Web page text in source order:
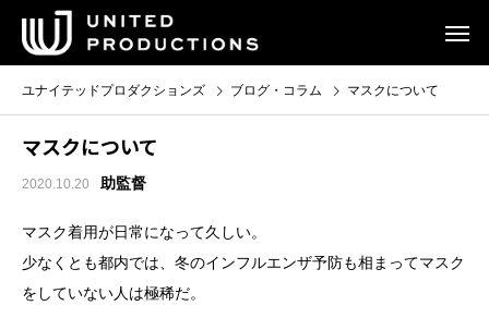
ユナイテッドプロダクションズ ブログ・コラム マスクについて
マスクについて
2020.10.20 助監督
マスク着用が日常になって久しい。
少なくとも都内では、冬のインフルエンザ予防も相まってマスク
をしていない人は極稀だ。